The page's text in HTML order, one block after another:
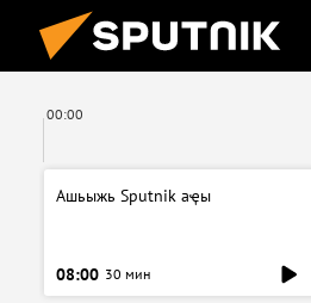
00:00
Ашьыжь Sputnik аҿы
08:00 30 мин